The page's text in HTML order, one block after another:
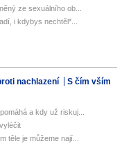
ze sexuálního ob...
i kdybys nechtěl*...
nachlazení
S čím vším
a kdy už riskuj...
těle je můžeme nají...